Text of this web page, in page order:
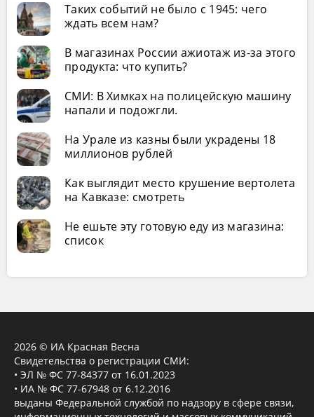
Таких событий не было с 1945: чего
ждать всем нам?
В магазинах России ажиотаж из-за этого
продукта: что купить?
СМИ: В Химках на полицейскую машину
напали и подожгли.
На Урале из казны были украдены 18
миллионов рублей
Как выглядит место крушение вертолета
на Кавказе: смотреть
Не ешьте эту готовую еду из магазина:
список
2026 © ИА Красная Весна
Свидетельства о регистрации СМИ:
• ЭЛ № ФС 77-84377 от 16.01.2023
• ИА № ФС 77-67948 от 6.12.2016
выданы Федеральной службой по надзору в сфере связи,